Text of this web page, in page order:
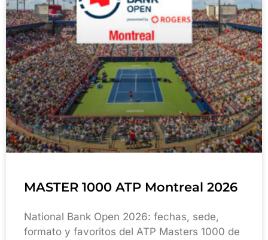
MASTER 1000 ATP Montreal 2026
National Bank Open 2026: fechas, sede,
formato y favoritos del ATP Masters 1000 de